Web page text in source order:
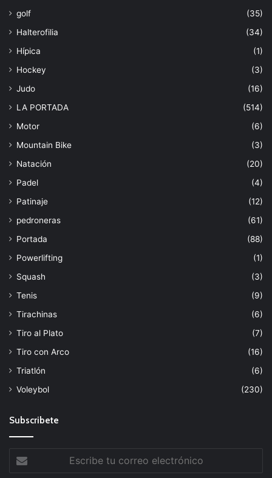
golf
(35)
Halterofilia
(34)
Hípica
(1)
Hockey
(3)
Judo
(16)
LA PORTADA
(514)
Motor
(6)
Mountain Bike
(3)
Natación
(20)
Padel
(4)
Patinaje
(12)
pedroneras
(61)
Portada
(88)
Powerlifting
(1)
Squash
(3)
Tenis
(9)
Tirachinas
(6)
Tiro al Plato
(7)
Tiro con Arco
(16)
Triatlón
(6)
Voleybol
(230)
Subscribete
tu